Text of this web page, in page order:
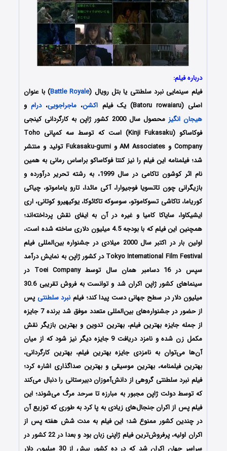
درباره فیلم:
فیلم سینمایی نبرد سلطنتی یا بتل رویال (Battle Royale) با عنوان
اصلی (Batoru rowaiaru) یک فیلم
اکشن، ماجراجویی،درامو
هیجان انگیز
محصول سال 2000 کشور ژاپن به کارگردانی کینجی
فوکاساکو (Kinji Fukasaku) است که توسط سه کمپانی Toho
Company و AM Associates و Fukasaku-gumi تولید و منتشر
شد؛ فیلمنامه این فیلم را نیز کنتا فوکاساکو براساس رمانی به همین
نام اثر کوشون تاکامی در سال 1999، به رشته تحریر درآورده و
بازیگرانی چون تاتسویا فوجیوارا، آکی مائدا، تارو یاماموتو، چیاکی
کور‌یاما، تاکاشی تسوکاموتو، سوسوکه تاکائوکا، یوکیهیرو کوتانی، اری
ایشیکاوا، سایاکا کامیا و غیره در آن به ایفای نقش پرداخته‌اند؛
همچنین این فیلم که با بودجه 4.5 میلیون دلاری ساخته شده است،
اولین بار در اکتبر سال 2000 میلادی در جشنواره بین‌المللی فیلم
Tokyo International Film Festival در کشور ژاپن به نمایش درآمد
سپس در 16 دسامبر همان سال توسط Toei Company در
سینماهای کشور ژاپن اکران شد و توانست به فروش تقریبی 30.6
میلیون دلار در سطح جهانی دست پیدا کند؛ فیلم نبرد سلطنتی پس
از حضور در جشنواره‌های بین‌المللی متعدد موفق شد برنده 7 جایزه
از جمله جایزه بهترین فیلم، بهترین تدوین و بهترین بازیگر نقش
مکمل زن شده و نامزد دریافت 9 جایزه دیگر نیز شود که از میان
آن‌ها می‌توان به نامزدی جایزه بهترین فیلم، بهترین کارگردانی،
بهترین فیلمنامه، بهترین موسیقی و بهترین صداگذاری اشاره کرد؛
فیلم نبرد سلطنتی گروهی از دانش‌آموزان دبیرستانی را دنبال می‌کند
که توسط دولت ژاپن مجبور به مبارزه تا سرحد مرگ می‌شوند؛ این
فیلم پس از اکران جنجال‌های زیادی به پا کرد به طوری که توزیع آن
در چندین کشور ممنوع شد؛ این فیلم به مدت شش هفته پس از
اکران اولیه، پرفروش‌ترین فیلم ژاپنی زبان بود و بعدا در 22 کشور در
سراسر جهان اکران شد که در ده کشور بیش از 30 میلیون دلار